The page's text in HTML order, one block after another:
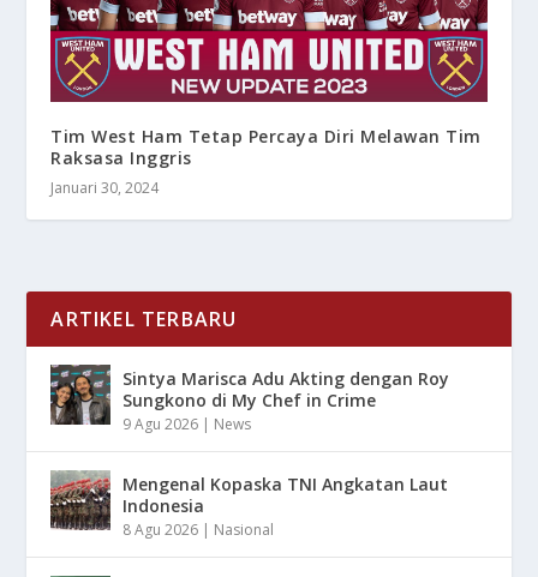
Tim West Ham Tetap Percaya Diri Melawan Tim
Raksasa Inggris
Januari 30, 2024
ARTIKEL TERBARU
Sintya Marisca Adu Akting dengan Roy
Sungkono di My Chef in Crime
9 Agu 2026 | News
Mengenal Kopaska TNI Angkatan Laut
Indonesia
8 Agu 2026 | Nasional